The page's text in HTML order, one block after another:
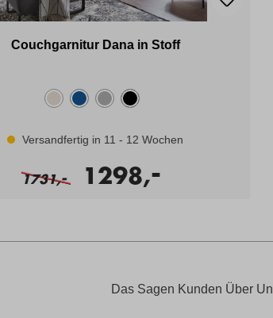
Couchgarnitur Dana in Stoff
Versandfertig in 11 - 12 Wochen
1731,- 1298,
-
Das Sagen Kunden Über